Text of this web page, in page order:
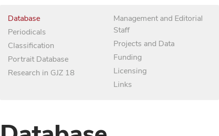
Database
Periodicals
Classification
Portrait Database
Research in GJZ 18
Management and Editorial
Staff
Projects and Data
Funding
Licensing
Links